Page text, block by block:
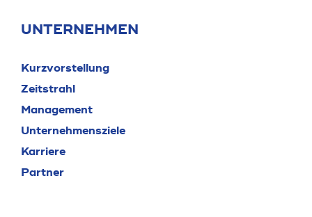
UNTERNEHMEN
Kurzvorstellung
Zeitstrahl
Management
Unternehmensziele
Karriere
Partner